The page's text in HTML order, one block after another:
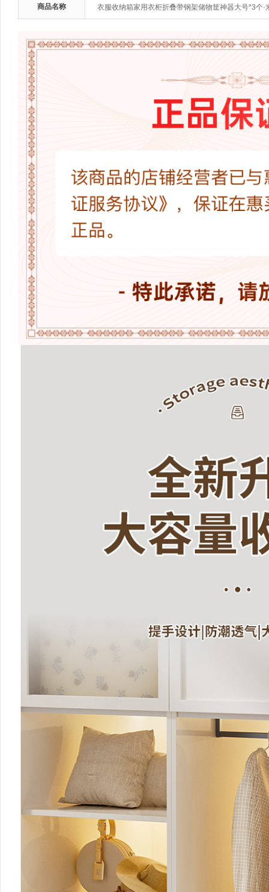
商品名称 衣服收纳箱家用衣柜折叠带钢架储物筐神器大号*3个